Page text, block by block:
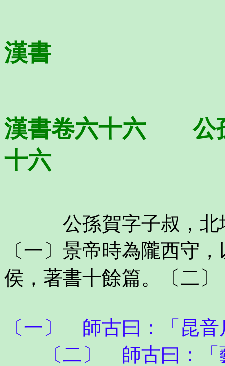
漢書
漢書卷六十六 公
十六
公孫賀字子叔，北地
〔一〕景帝時為隴西守
侯，著書十餘篇。〔二〕
〔一〕 師古曰：「昆音
〔二〕 師古曰：「藝